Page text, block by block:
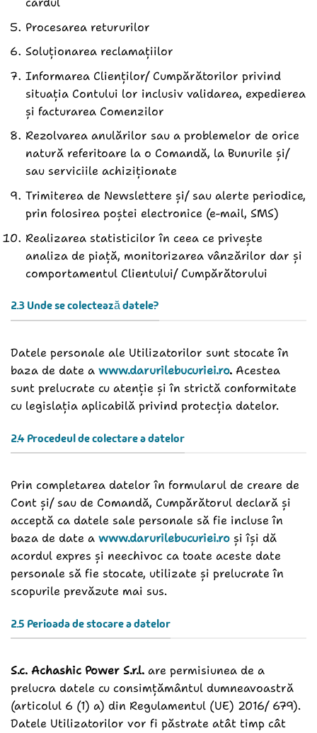
Procesarea retururilor
Soluționarea reclamațiilor
Informarea Clienților/ Cumpărătorilor privind
situația Contului lor inclusiv validarea, expedierea
și facturarea Comenzilor
Rezolvarea anulărilor sau a problemelor de orice
natură referitoare la o Comandă, la Bunurile și/
sau serviciile achiziționate
Trimiterea de Newslettere și/ sau alerte periodice,
prin folosirea poștei electronice (e-mail, SMS)
Realizarea statisticilor în ceea ce privește
analiza de piață, monitorizarea vânzărilor dar și
comportamentul Clientului/ Cumpărătorului
2.3 Unde se colectează datele?
Datele personale ale Utilizatorilor sunt stocate în
baza de date a www.darurilebucuriei.ro. Acestea
sunt prelucrate cu atenție și în strictă conformitate
cu legislația aplicabilă privind protecția datelor.
2.4 Procedeul de colectare a datelor
Prin completarea datelor în formularul de creare de
Cont și/ sau de Comandă, Cumpărătorul declară și
acceptă ca datele sale personale să fie incluse în
baza de date a www.darurilebucuriei.ro și își dă
acordul expres și neechivoc ca toate aceste date
personale să fie stocate, utilizate și prelucrate în
scopurile prevăzute mai sus.
2.5 Perioada de stocare a datelor
S.c. Achashic Power S.r.l. are permisiunea de a
prelucra datele cu consimțământul dumneavoastră
(articolul 6 (1) a) din Regulamentul (UE) 2016/ 679).
Datele Utilizatorilor vor fi păstrate atât timp cât